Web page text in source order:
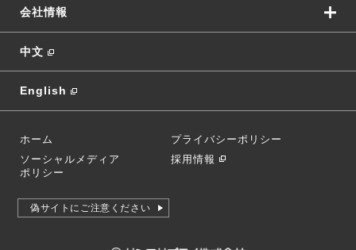
会社情報
中文
English
ホーム
プライバシーポリシー
ソーシャルメディア
ポリシー
採用情報
偽サイトにご注意ください